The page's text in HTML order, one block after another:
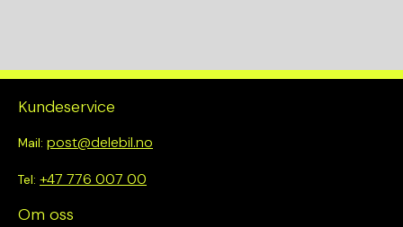
Kundeservice
Mail: post@delebil.no
Tel: +47 776 007 00
Om oss